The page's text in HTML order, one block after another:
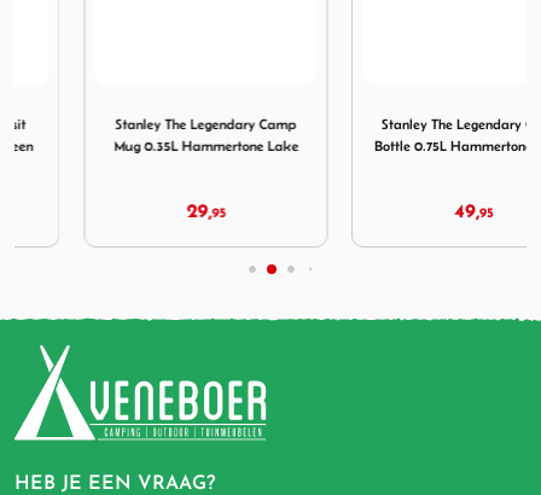
Stanley The Legendary Camp
Mug 0.35L Hammertone Lake
Stanley The Legendary Classic
Bottle 0.75L Hammertone Green
HEB JE EEN VRAAG?